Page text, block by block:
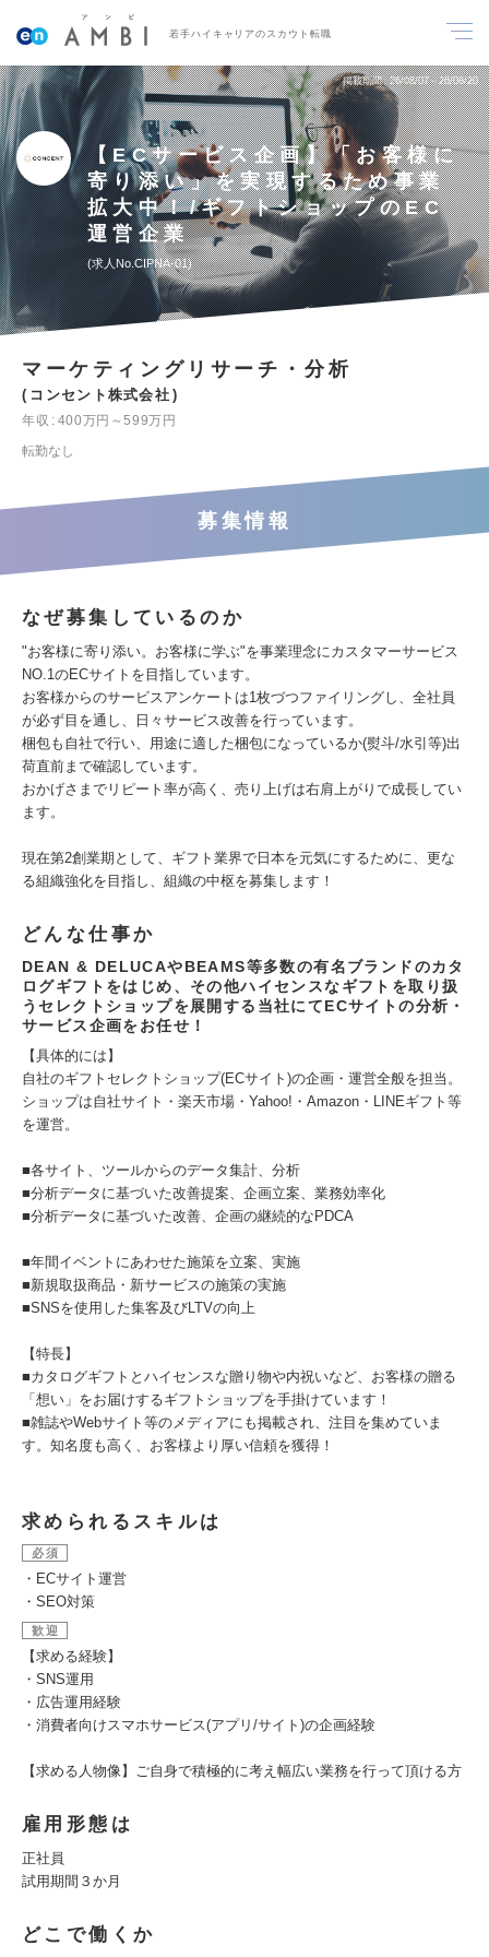
若手ハイキャリアのスカウト転職
掲載期間 26/08/07～26/08/20
【ECサービス企画】「お客様に
寄り添い」を実現するため事業
拡大中！/ギフトショップのEC
運営企業
求人No.CIPNA-01
マーケティングリサーチ・分析
コンセント株式会社
年収
400万円～599万円
転勤なし
募集情報
なぜ募集しているのか
"お客様に寄り添い。お客様に学ぶ"を事業理念にカスタマーサービス
NO.1のECサイトを目指しています。
お客様からのサービスアンケートは1枚づつファイリングし、全社員
が必ず目を通し、日々サービス改善を行っています。
梱包も自社で行い、用途に適した梱包になっているか(熨斗/水引等)出
荷直前まで確認しています。
おかげさまでリピート率が高く、売り上げは右肩上がりで成長してい
ます。
現在第2創業期として、ギフト業界で日本を元気にするために、更な
る組織強化を目指し、組織の中枢を募集します！
どんな仕事か
DEAN & DELUCAやBEAMS等多数の有名ブランドのカタ
ログギフトをはじめ、その他ハイセンスなギフトを取り扱
うセレクトショップを展開する当社にてECサイトの分析・
サービス企画をお任せ！
【具体的には】
自社のギフトセレクトショップ(ECサイト)の企画・運営全般を担当。
ショップは自社サイト・楽天市場・Yahoo!・Amazon・LINEギフト等
を運営。
■各サイト、ツールからのデータ集計、分析
■分析データに基づいた改善提案、企画立案、業務効率化
■分析データに基づいた改善、企画の継続的なPDCA
■年間イベントにあわせた施策を立案、実施
■新規取扱商品・新サービスの施策の実施
■SNSを使用した集客及びLTVの向上
【特長】
■カタログギフトとハイセンスな贈り物や内祝いなど、お客様の贈る
「想い」をお届けするギフトショップを手掛けています！
■雑誌やWebサイト等のメディアにも掲載され、注目を集めていま
す。知名度も高く、お客様より厚い信頼を獲得！
求められるスキルは
必須
・ECサイト運営
・SEO対策
歓迎
【求める経験】
・SNS運用
・広告運用経験
・消費者向けスマホサービス(アプリ/サイト)の企画経験
【求める人物像】ご自身で積極的に考え幅広い業務を行って頂ける方
雇用形態は
正社員
試用期間３か月
どこで働くか